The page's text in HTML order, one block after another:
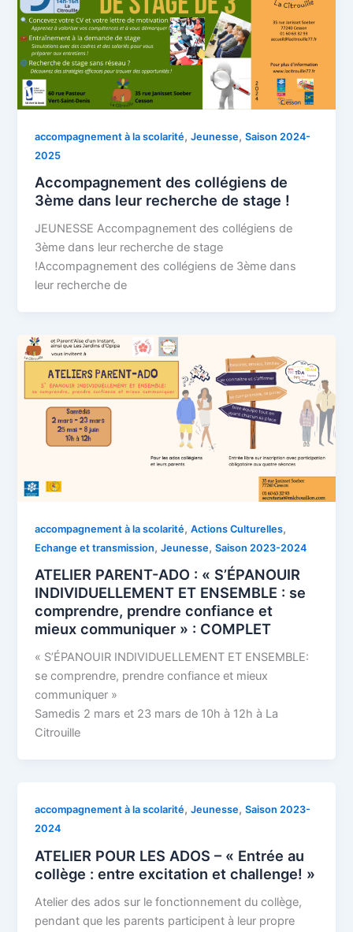
accompagnement à la scolarité,Jeunesse,Saison 2024-
2025
Accompagnement des collégiens de
3ème dans leur recherche de stage !
JEUNESSE Accompagnement des collégiens de
3ème dans leur recherche de stage
!Accompagnement des collégiens de 3ème dans
leur recherche de
accompagnement à la scolarité,Actions Culturelles,
Echange et transmission,Jeunesse,Saison 2023-2024
ATELIER PARENT-ADO : « S’ÉPANOUIR
INDIVIDUELLEMENT ET ENSEMBLE : se
comprendre, prendre confiance et
mieux communiquer » : COMPLET
« S’ÉPANOUIR INDIVIDUELLEMENT ET ENSEMBLE:
se comprendre, prendre confiance et mieux
communiquer »
Samedis 2 mars et 23 mars de 10h à 12h à La
Citrouille
accompagnement à la scolarité,Jeunesse,Saison 2023-
2024
ATELIER POUR LES ADOS – « Entrée au
collège : entre excitation et challenge! »
Atelier des ados sur le fonctionnement du collège,
pendant que les parents participent à leur propre